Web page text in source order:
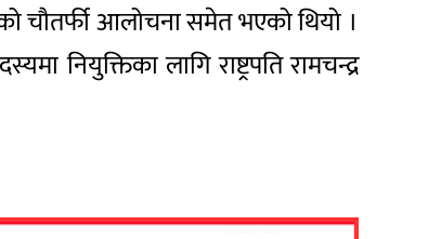
चौतर्फी आलोचना समेत भएको थियो ।
नियुक्तिका लागि राष्ट्रपति रामचन्द्र